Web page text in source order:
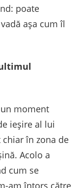
poate
așa cum îl
moment
ieșire al lui
chiar în zona de
Acolo a
cum se
am întors către